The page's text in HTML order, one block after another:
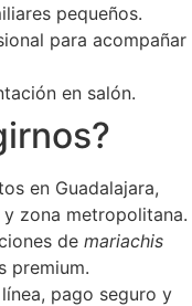
pequeños.
para acompañar
en salón.
en Guadalajara,
zona metropolitana.
de mariachis
premium.
pago seguro y